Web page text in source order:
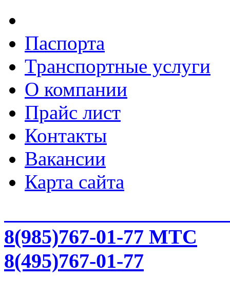
Паспорта
Транспортные услуги
О компании
Прайс лист
Контакты
Вакансии
Карта сайта
8(985)767-01-77 МТС
8(495)767-01-77